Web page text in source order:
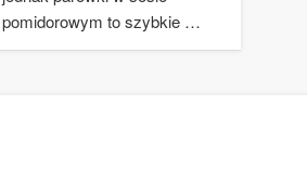
pomidorowym to szybkie …